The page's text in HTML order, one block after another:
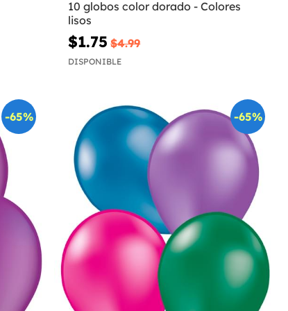
10 globos color dorado - Colores
lisos
$1.75 $4.99
DISPONIBLE
-65% -65%